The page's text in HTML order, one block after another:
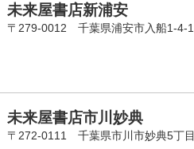
未来屋書店新浦安
〒279-0012 千葉県浦安市入船1-4-1
未来屋書店市川妙典
〒272-0111 千葉県市川市妙典5丁